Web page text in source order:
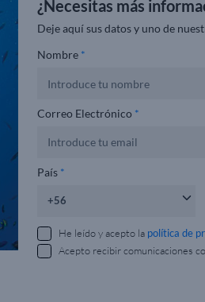
¿Necesitas más
Deje aquí sus datos y uno de
Nombre *
Correo Electrónico *
País *
He leído y acepto la política de
Acepto recibir comunicaciones